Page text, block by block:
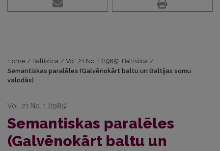
Home / Baltistica / Vol. 21 No. 1 (1985): Baltistica /
Semantiskas paralēles (Galvēnokārt baltu un Baltijas somu
valodās)
Vol. 21 No. 1 (1985)
Semantiskas paralēles
(Galvēnokārt baltu un